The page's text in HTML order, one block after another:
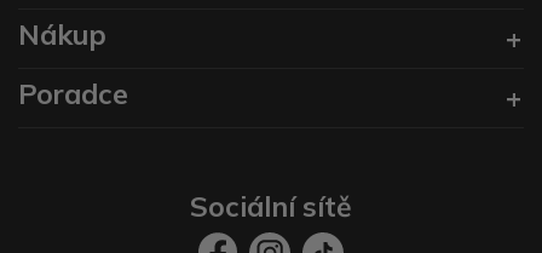
Nákup
Poradce
Sociální sítě